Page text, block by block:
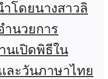
โดยนางสาวลิ
นวยการ
นเปิดพิธีใน
ละวันภาษาไทย